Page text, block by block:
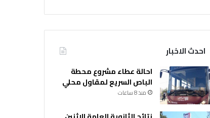
احدث الاخبار
احالة عطاء مشروع محطة
الباص السريع لمقاول محلي
منذ 8 ساعات